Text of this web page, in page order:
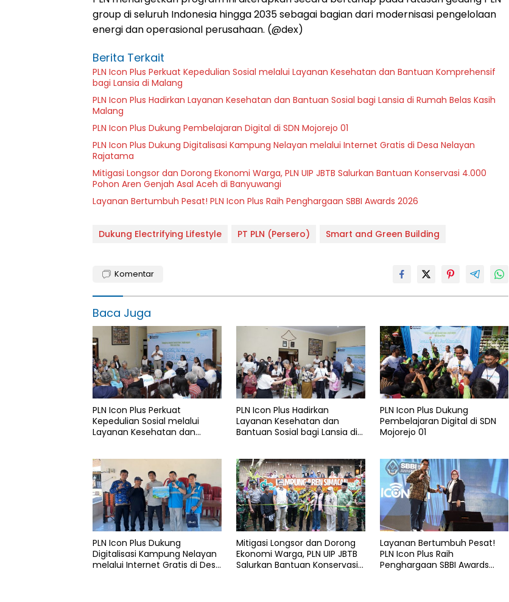
group di seluruh Indonesia hingga 2035 sebagai bagian dari modernisasi pengelolaan
energi dan operasional perusahaan. (@dex)
Berita Terkait
PLN Icon Plus Perkuat Kepedulian Sosial melalui Layanan Kesehatan dan Bantuan Komprehensif
bagi Lansia di Malang
PLN Icon Plus Hadirkan Layanan Kesehatan dan Bantuan Sosial bagi Lansia di Rumah Belas Kasih
Malang
PLN Icon Plus Dukung Pembelajaran Digital di SDN Mojorejo 01
PLN Icon Plus Dukung Digitalisasi Kampung Nelayan melalui Internet Gratis di Desa Nelayan
Rajatama
Mitigasi Longsor dan Dorong Ekonomi Warga, PLN UIP JBTB Salurkan Bantuan Konservasi 4.000
Pohon Aren Genjah Asal Aceh di Banyuwangi
Layanan Bertumbuh Pesat! PLN Icon Plus Raih Penghargaan SBBI Awards 2026
Dukung Electrifying Lifestyle PT PLN (Persero) Smart and Green Building
Komentar
Baca Juga
PLN Icon Plus Perkuat
Kepedulian Sosial melalui
Layanan Kesehatan dan
PLN Icon Plus Hadirkan
Layanan Kesehatan dan
Bantuan Sosial bagi Lansia di
PLN Icon Plus Dukung
Pembelajaran Digital di SDN
Mojorejo 01
PLN Icon Plus Dukung
Digitalisasi Kampung Nelayan
melalui Internet Gratis di Desa
Mitigasi Longsor dan Dorong
Ekonomi Warga, PLN UIP JBTB
Salurkan Bantuan Konservasi
Layanan Bertumbuh Pesat!
PLN Icon Plus Raih
Penghargaan SBBI Awards